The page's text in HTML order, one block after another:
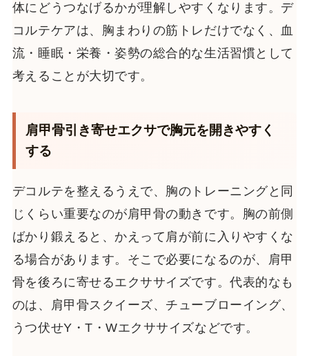
体にどうつなげるかが理解しやすくなります。デ
コルテケアは、胸まわりの筋トレだけでなく、血
流・睡眠・栄養・姿勢の総合的な生活習慣として
考えることが大切です。
肩甲骨引き寄せエクサで胸元を開きやすく
する
デコルテを整えるうえで、胸のトレーニングと同
じくらい重要なのが肩甲骨の動きです。胸の前側
ばかり鍛えると、かえって肩が前に入りやすくな
る場合があります。そこで必要になるのが、肩甲
骨を後ろに寄せるエクササイズです。代表的なも
のは、肩甲骨スクイーズ、チューブローイング、
うつ伏せY・T・Wエクササイズなどです。